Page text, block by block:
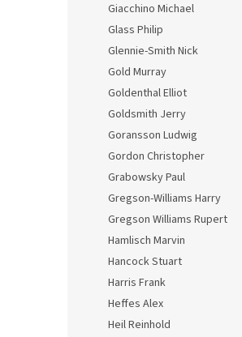
Giacchino Michael
Glass Philip
Glennie-Smith Nick
Gold Murray
Goldenthal Elliot
Goldsmith Jerry
Goransson Ludwig
Gordon Christopher
Grabowsky Paul
Gregson-Williams Harry
Gregson Williams Rupert
Hamlisch Marvin
Hancock Stuart
Harris Frank
Heffes Alex
Heil Reinhold